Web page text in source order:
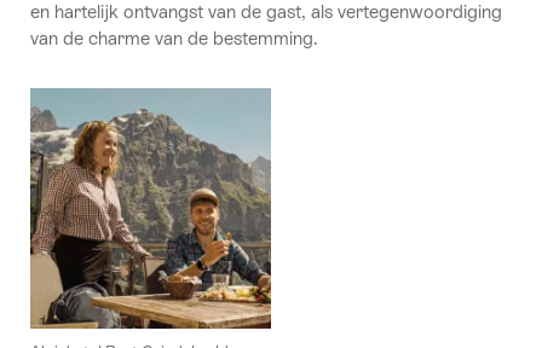
en hartelijk ontvangst van de gast, als vertegenwoordiging
van de charme van de bestemming.